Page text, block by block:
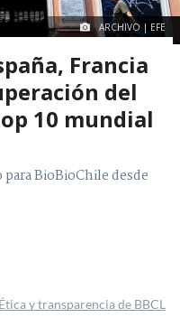
ARCHIVO | EFE
Francia
del
10 mundial
BioBioChile desde
Ética y transparencia de BBCL